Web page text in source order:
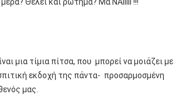
μια τίμια πίτσα, που μπορεί να μοιάζει με
εκδοχή της πάντα- προσαρμοσμένη
μας.